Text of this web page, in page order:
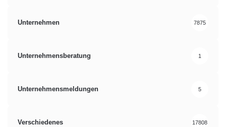
Unternehmen 7875
Unternehmensberatung 1
Unternehmensmeldungen 5
Verschiedenes 17808